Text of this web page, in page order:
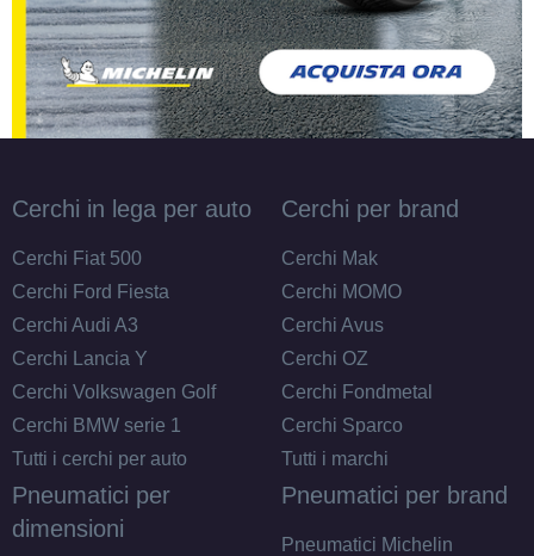
Cerchi in lega per auto
Cerchi Fiat 500
Cerchi Ford Fiesta
Cerchi Audi A3
Cerchi Lancia Y
Cerchi Volkswagen Golf
Cerchi BMW serie 1
Tutti i cerchi per auto
Cerchi per brand
Cerchi Mak
Cerchi MOMO
Cerchi Avus
Cerchi OZ
Cerchi Fondmetal
Cerchi Sparco
Tutti i marchi
Pneumatici per
dimensioni
Pneumatici per brand
Pneumatici Michelin